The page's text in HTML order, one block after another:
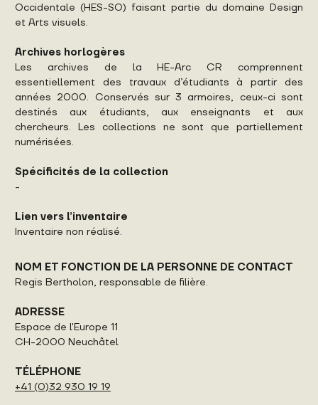
Occidentale (HES-SO) faisant partie du domaine Design
et Arts visuels.
Archives horlogères
Les archives de la HE-Arc CR comprennent
essentiellement des travaux d’étudiants à partir des
années 2000. Conservés sur 3 armoires, ceux-ci sont
destinés aux étudiants, aux enseignants et aux
chercheurs. Les collections ne sont que partiellement
numérisées.
Spécificités de la collection
-
Lien vers l’inventaire
Inventaire non réalisé.
NOM ET FONCTION DE LA PERSONNE DE CONTACT
Regis Bertholon, responsable de filière.
ADRESSE
Espace de l'Europe 11
CH-2000 Neuchâtel
TÉLÉPHONE
+41 (0)32 930 19 19